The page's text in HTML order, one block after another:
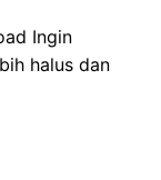
Ingin
halus dan